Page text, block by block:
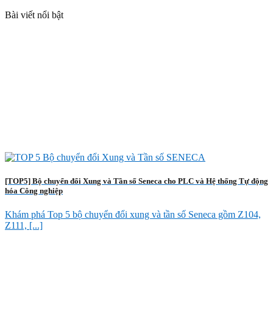
Bài viết nổi bật
[TOP5] Bộ chuyển đổi Xung và Tần số Seneca cho PLC và Hệ thống Tự động
hóa Công nghiệp
Khám phá Top 5 bộ chuyển đổi xung và tần số Seneca gồm Z104,
Z111, [...]